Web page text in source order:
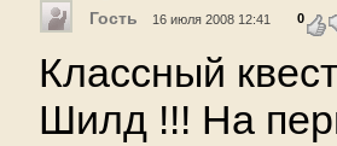
Гость 16 июля 2008 12:41 0
Классный
Шилд !!! На